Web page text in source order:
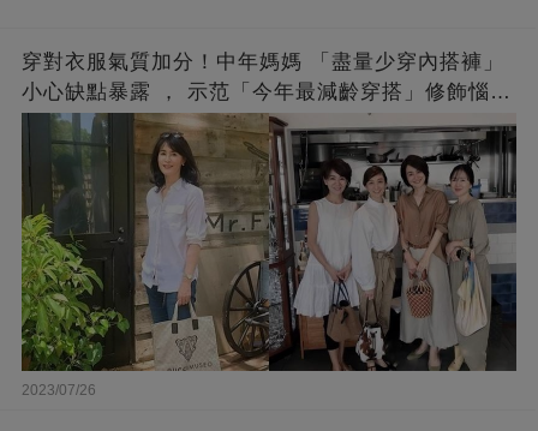
穿對衣服氣質加分！中年媽媽 「盡量少穿內搭褲」
小心缺點暴露 ， 示范「今年最減齡穿搭」修飾惱人
下半身
2023/07/26